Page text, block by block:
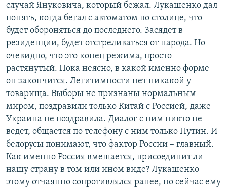
случай Януковича, который бежал. Лукашенко дал
понять, когда бегал с автоматом по столице, что
будет обороняться до последнего. Засядет в
резиденции, будет отстреливаться от народа. Но
очевидно, что это конец режима, просто
растянутый. Пока неясно, в какой именно форме
он закончится. Легитимности нет никакой у
товарища. Выборы не признаны нормальным
миром, поздравили только Китай с Россией, даже
Украина не поздравила. Диалог с ним никто не
ведет, общается по телефону с ним только Путин. И
белорусы понимают, что фактор России – главный.
Как именно Россия вмешается, присоединит ли
нашу страну в том или ином виде? Лукашенко
этому отчаянно сопротивлялся ранее, но сейчас ему